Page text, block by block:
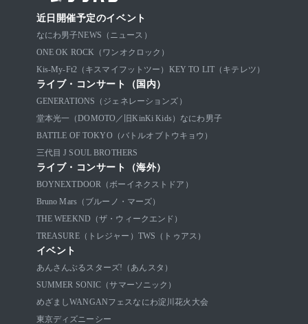
近日開催予定のイベント
なにわ男子NEWS（ニュース）
ONE OK ROCK（ワンオクロック）
Kis-My-Ft2（キスマイフットツー） KEY TO LIT（キテレツ）
ライブ・コンサート（国内）
GENERATIONS（ジェネレーションズ）
堂本光一（DOMOTO／旧KinKi Kids） なにわ男子
BATTLE OF TOKYO（バトルオブトウキョウ）
三代目 J SOUL BROTHERS
ライブ・コンサート（海外）
BOYNEXTDOOR（ボーイネクストドア）
Bruno Mars（ブルーノ・マーズ）
THE WEEKND（ザ・ウィークエンド）
TREASURE（トレジャー） TWS（トゥアス）
イベント
あんさんぶるスターズ!（あんスタ）
SUMMER SONIC（サマーソニック）
めざましWANGANフェスなにわ淀川花火大会
東京ディズニーシー